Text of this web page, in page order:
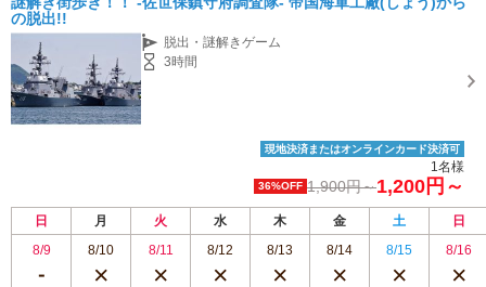
の脱出!!
脱出・謎解きゲーム
3時間
現地決済またはオンラインカード決済可
1名様
36%OFF 1,900円～1,200円～
日 月 火 水 木 金 土
日
8/9
8/10 8/11 8/12 8/13 8/14 8/15 8/16